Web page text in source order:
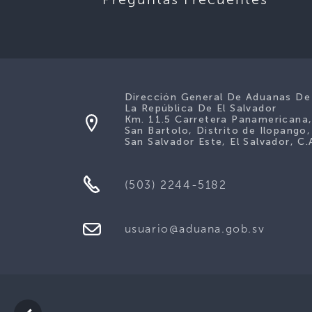
Dirección General De Aduanas De
La República De El Salvador
Km. 11.5 Carretera Panamericana,
San Bartolo, Distrito de Ilopango,
San Salvador Este, El Salvador,
(503) 2244-5182
usuario@aduana.gob.sv